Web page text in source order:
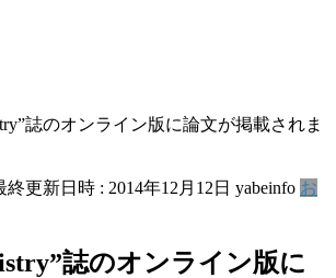
誌のオンライン版に論文が掲載されま
終更新日時 : 2014年12月12日 yabeinfo お
誌のオンライン版に